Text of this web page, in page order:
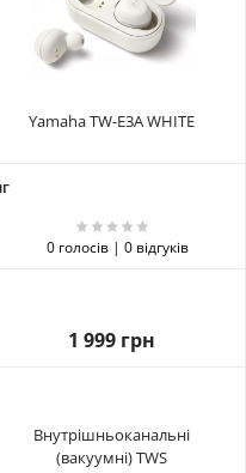
Yamaha TW-E3A WHITE
0 голосів | 0 відгуків
1 999 грн
Внутрішньоканальні
(вакуумні) TWS